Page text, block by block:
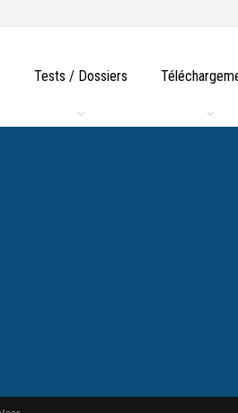
Tests / Dossiers